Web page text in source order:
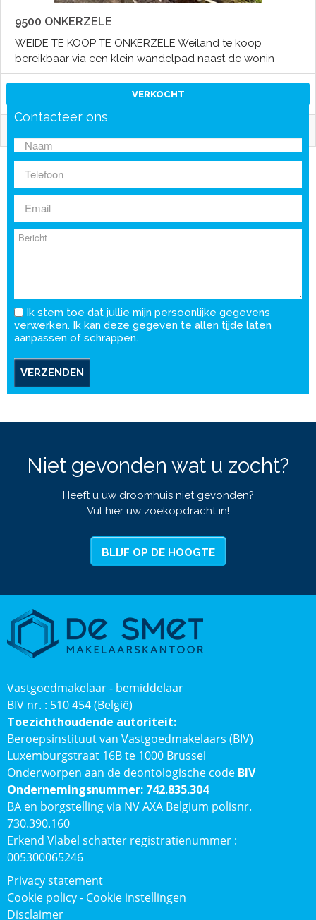
Contacteer ons
Ik stem toe dat jullie mijn persoonlijke gegevens
verwerken. Ik kan deze gegeven te allen tijde laten
aanpassen of schrappen.
VERZENDEN
9500 ONKERZELE
WEIDE TE KOOP TE ONKERZELE Weiland te koop
bereikbaar via een klein wandelpad naast de wonin
VERKOCHT
Niet gevonden wat u zocht?
Heeft u uw droomhuis niet gevonden?
Vul hier uw zoekopdracht in!
BLIJF OP DE HOOGTE
Vastgoedmakelaar - bemiddelaar
BIV nr. : 510 454 (België)
Toezichthoudende autoriteit:
Beroepsinstituut van Vastgoedmakelaars (BIV)
Luxemburgstraat 16B te 1000 Brussel
Onderworpen aan de deontologische code BIV
Ondernemingsnummer: 742.835.304
BA en borgstelling via NV AXA Belgium polisnr.
730.390.160
Erkend Vlabel schatter registratienummer :
005300065246
Privacy statement
Cookie policy- Cookie instellingen
Disclaimer